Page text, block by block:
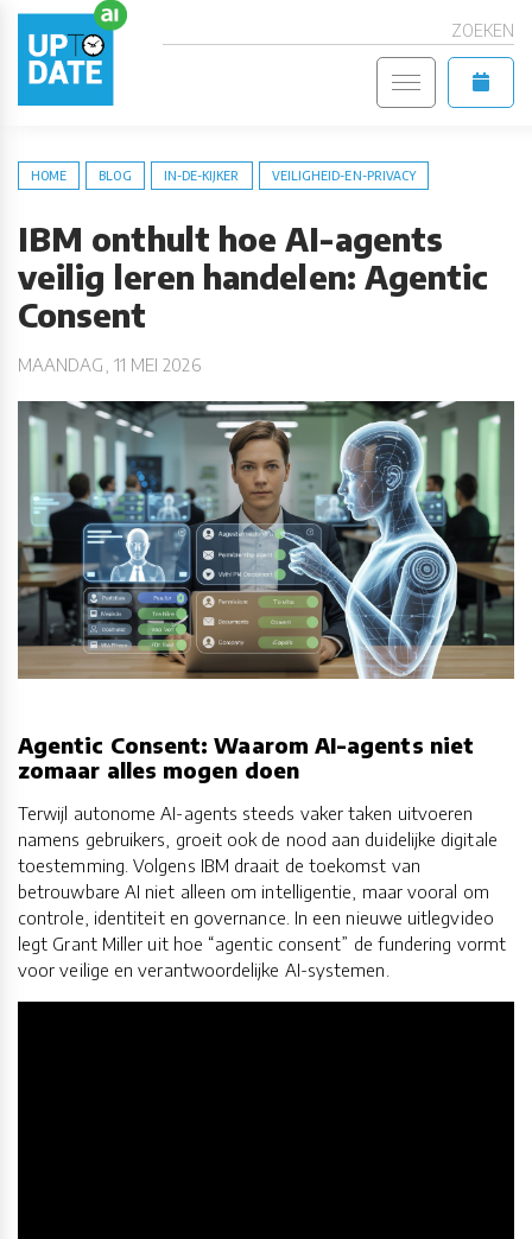
ZOEKEN
HOME BLOG IN-DE-KIJKER VEILIGHEID-EN-PRIVACY
IBM onthult hoe AI-agents
veilig leren handelen: Agentic
Consent
MAANDAG, 11 MEI 2026
Agentic Consent: Waarom AI-agents niet
zomaar alles mogen doen
Terwijl autonome AI-agents steeds vaker taken uitvoeren
namens gebruikers, groeit ook de nood aan duidelijke digitale
toestemming. Volgens IBM draait de toekomst van
betrouwbare AI niet alleen om intelligentie, maar vooral om
controle, identiteit en governance. In een nieuwe uitlegvideo
legt Grant Miller uit hoe “agentic consent” de fundering vormt
voor veilige en verantwoordelijke AI-systemen.